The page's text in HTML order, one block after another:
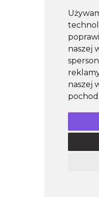
naszej
naszej